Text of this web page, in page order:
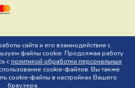
сайта и его взаимодействия с
файлы cookie. Продолжая работу
сполитикой обработки персональных
cookie-файлов. Вы также
cookie-файлы в настройках Вашего
браузера.
8 (800) 200-61-60, Адрес: 150044 г.
78 Ю